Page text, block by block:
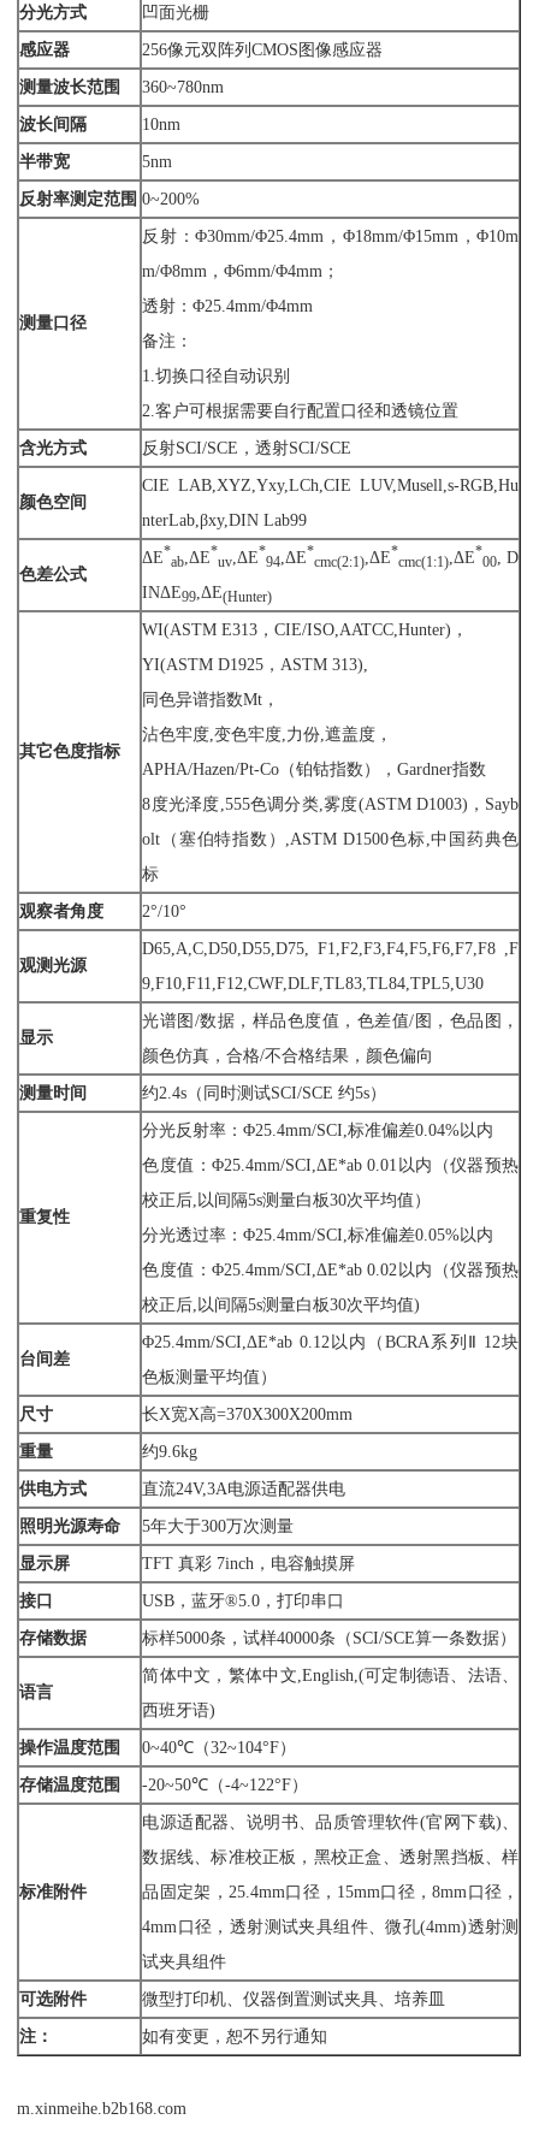
分光方式
凹面光栅
感应器
256像元双阵列CMOS图像感应器
测量波长范围
360~780nm
波长间隔
10nm
半带宽
5nm
反射率测定范围 0~200%
测量口径
反射：Φ30mm/Φ25.4mm，Φ18mm/Φ15mm，Φ10m
m/Φ8mm，Φ6mm/Φ4mm；
透射：Φ25.4mm/Φ4mm
备注：
1.切换口径自动识别
2.客户可根据需要自行配置口径和透镜位置
含光方式
反射SCI/SCE，透射SCI/SCE
颜色空间
CIE LAB,XYZ,Yxy,LCh,CIE LUV,Musell,s-RGB,Hu
nterLab,βxy,DIN Lab99
色差公式
ΔE*
ab ,ΔE*
uv ,ΔE*
94 ,ΔE*
cmc(2:1) ,ΔE*
cmc(1:1) ,ΔE*
00 , D
INΔE99 ,ΔE(Hunter)
其它色度指标
WI(ASTM E313，CIE/ISO,AATCC,Hunter)，
YI(ASTM D1925，ASTM 313),
同色异谱指数Mt，
沾色牢度,变色牢度,力份,遮盖度，
APHA/Hazen/Pt-Co（铂钴指数），Gardner指数
8度光泽度,555色调分类,雾度(ASTM D1003)，Sayb
olt（塞伯特指数）,ASTM D1500色标,中国药典色
标
观察者角度
2°/10°
观测光源
D65,A,C,D50,D55,D75, F1,F2,F3,F4,F5,F6,F7,F8 ,F
9,F10,F11,F12,CWF,DLF,TL83,TL84,TPL5,U30
显示
光谱图/数据，样品色度值，色差值/图，色品图，
颜色仿真，合格/不合格结果，颜色偏向
测量时间
约2.4s（同时测试SCI/SCE 约5s）
重复性
分光反射率：Φ25.4mm/SCI,标准偏差0.04%以内
色度值：Φ25.4mm/SCI,ΔE*ab 0.01以内（仪器预热
校正后,以间隔5s测量白板30次平均值）
分光透过率：Φ25.4mm/SCI,标准偏差0.05%以内
色度值：Φ25.4mm/SCI,ΔE*ab 0.02以内（仪器预热
校正后,以间隔5s测量白板30次平均值)
台间差
Φ25.4mm/SCI,ΔE*ab 0.12以内（BCRA系列Ⅱ 12块
色板测量平均值）
尺寸
长X宽X高=370X300X200mm
重量
约9.6kg
供电方式
直流24V,3A电源适配器供电
照明光源寿命
5年大于300万次测量
显示屏
TFT 真彩 7inch，电容触摸屏
接口
USB，蓝牙®5.0，打印串口
存储数据
标样5000条，试样40000条（SCI/SCE算一条数据）
语言
简体中文，繁体中文,English,(可定制德语、法语、
西班牙语)
操作温度范围
0~40℃（32~104°F）
存储温度范围
-20~50℃（-4~122°F）
标准附件
电源适配器、说明书、品质管理软件(官网下载)、
数据线、标准校正板，黑校正盒、透射黑挡板、样
品固定架，25.4mm口径，15mm口径，8mm口径，
4mm口径，透射测试夹具组件、微孔(4mm)透射测
试夹具组件
可选附件
微型打印机、仪器倒置测试夹具、培养皿
注：
如有变更，恕不另行通知
m.xinmeihe.b2b168.com